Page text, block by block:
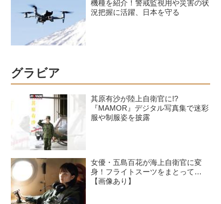
機種を紹介！警戒監視用や災害の状
況把握に活躍、日本を守る
グラビア
其原有沙が陸上自衛官に!?
『MAMOR』デジタル写真集で迷彩
服や制服姿を披露
女優・五島百花が海上自衛官に変
身！フライトスーツをまとって…
【画像あり】